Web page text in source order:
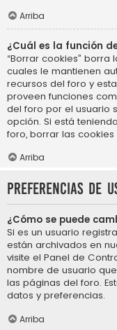
Arriba
¿Cuál es la función
“Borrar cookies” borra
cuales le mantienen
recursos del foro y
proveen funciones
del foro por el usuario
opción. Si está
foro, borrar las
Arriba
Preferencias de
¿Cómo se puede
Si es un usuario
están archivados en
visite el Panel de
nombre de usuario
las páginas del foro.
datos y preferencias.
Arriba